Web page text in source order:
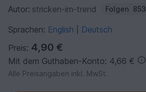
Autor: stricken-im-trend Folgen 853
Sprachen: English
Deutsch
Preis: 4,90 €
Mit dem Guthaben-Konto: 4,66 €
Alle Preisangaben inkl. MwSt.